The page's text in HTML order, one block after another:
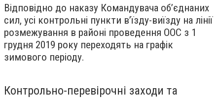
Відповідно до наказу Командувача об’єднаних
сил, усі контрольні пункти в’їзду-виїзду на лінії
розмежування в районі проведення ООС з 1
грудня 2019 року переходять на графік
зимового періоду.
Контрольно-перевірочні заходи та